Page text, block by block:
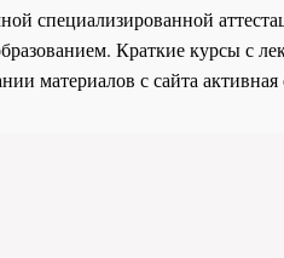
специализированной
Краткие курсы с
материалов с сайта активная